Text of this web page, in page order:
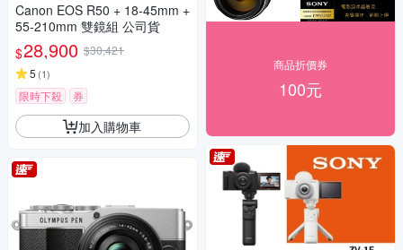
Canon EOS R50 + 18-45mm +
55-210mm 雙鏡組 公司貨
$28,900 $30,421
5 (1)
限時下殺 券
加入購物車
商品折價券
100元